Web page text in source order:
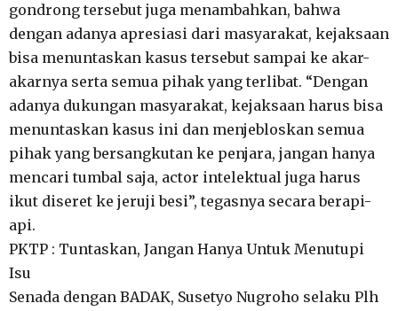
gondrong tersebut juga menambahkan, bahwa
dengan adanya apresiasi dari masyarakat, kejaksaan
bisa menuntaskan kasus tersebut sampai ke akar-
akarnya serta semua pihak yang terlibat. “Dengan
adanya dukungan masyarakat, kejaksaan harus bisa
menuntaskan kasus ini dan menjebloskan semua
pihak yang bersangkutan ke penjara, jangan hanya
mencari tumbal saja, actor intelektual juga harus
ikut diseret ke jeruji besi”, tegasnya secara berapi-
api.
PKTP : Tuntaskan, Jangan Hanya Untuk Menutupi
Isu
Senada dengan BADAK, Susetyo Nugroho selaku Plh